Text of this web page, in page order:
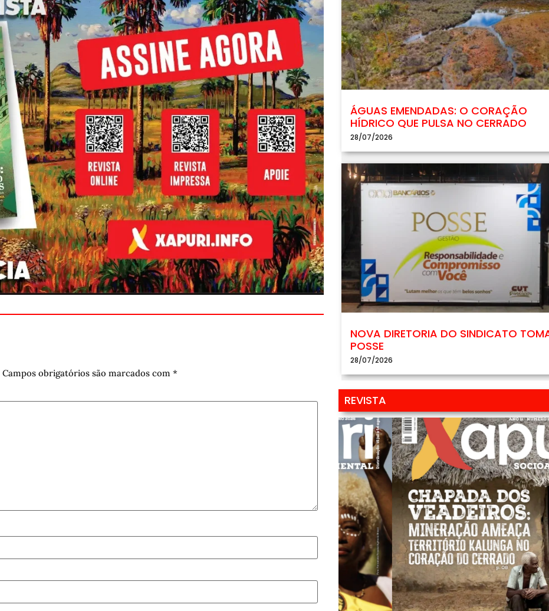
Campos obrigatórios são marcados com *
ÁGUAS EMENDADAS: O CORAÇÃO
HÍDRICO QUE PULSA NO CERRADO
28/07/2026
NOVA DIRETORIA DO SINDICATO
POSSE
28/07/2026
REVISTA